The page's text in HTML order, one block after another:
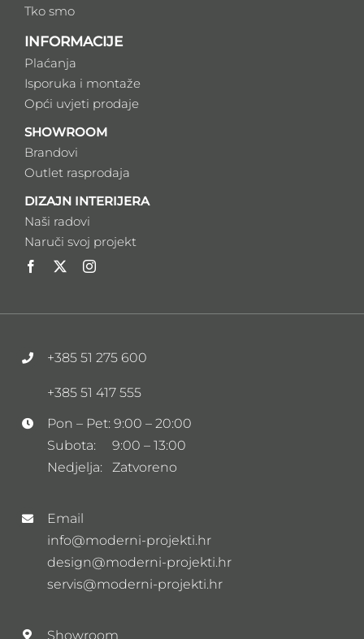
Tko smo
INFORMACIJE
Plaćanja
Isporuka i montaže
Opći uvjeti prodaje
SHOWROOM
Brandovi
Outlet rasprodaja
DIZAJN INTERIJERA
Naši radovi
Naruči svoj projekt
+385 51 275 600
+385 51 417 555
Pon – Pet: 9:00 – 20:00
Subota: 9:00 – 13:00
Nedjelja: Zatvoreno
Email
info@moderni-projekti.hr
design@moderni-projekti.hr
servis@moderni-projekti.hr
Showroom